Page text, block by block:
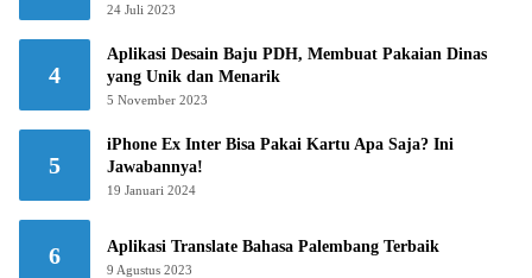
24 Juli 2023
4
Aplikasi Desain Baju PDH, Membuat Pakaian Dinas
yang Unik dan Menarik
5 November 2023
5
iPhone Ex Inter Bisa Pakai Kartu Apa Saja? Ini
Jawabannya!
19 Januari 2024
6 Aplikasi Translate Bahasa Palembang Terbaik
9 Agustus 2023